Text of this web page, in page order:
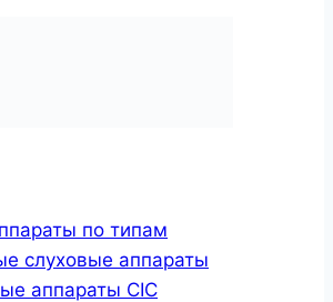
по типам
слуховые аппараты
аппараты CIC